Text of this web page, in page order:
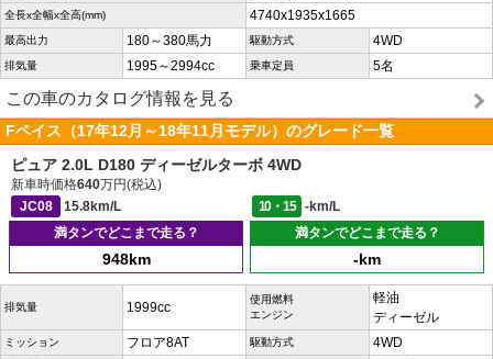
全長x全幅x全高(mm) 4740x1935x1665
最高出力 180～380馬力 駆動方式 4WD
排気量 1995～2994cc 乗車定員 5名
この車のカタログ情報を見る
Fペイス（17年12月～18年11月モデル）のグレード一覧
ピュア 2.0L D180 ディーゼルターボ 4WD
新車時価格640万円(税込)
JC08
15.8km/L 10・15
-km/L
満タンでどこまで走る？
948km
満タンでどこまで走る？
-km
排気量 1999cc
使用燃料
エンジン
軽油
ディーゼル
ミッション フロア8AT 駆動方式 4WD